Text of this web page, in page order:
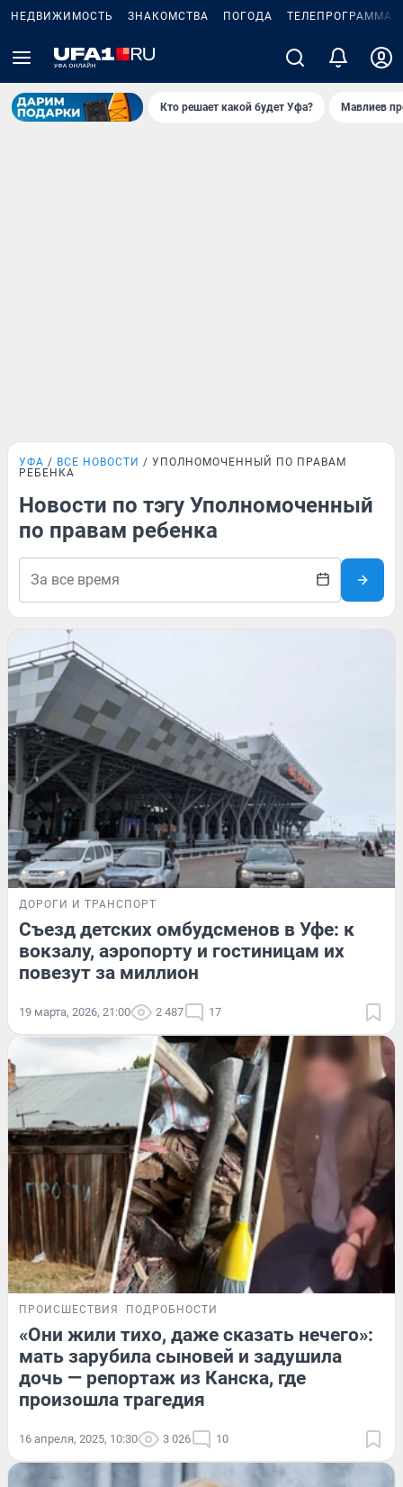
НЕДВИЖИМОСТЬ ЗНАКОМСТВА ПОГОДА ТЕЛЕПРОГРАММА
Кто решает какой будет Уфа? Мавлиев
УФА ВСЕ НОВОСТИ
УПОЛНОМОЧЕННЫЙ ПО ПРАВАМ
РЕБЕНКА
Новости по тэгу Уполномоченный
по правам ребенка
ДОРОГИ И ТРАНСПОРТ
Съезд детских омбудсменов в Уфе: к
вокзалу, аэропорту и гостиницам их
повезут за миллион
19 марта, 2026, 21:00 2 487 17
ПРОИСШЕСТВИЯ ПОДРОБНОСТИ
«Они жили тихо, даже сказать нечего»:
мать зарубила сыновей и задушила
дочь — репортаж из Канска, где
произошла трагедия
16 апреля, 2025, 10:30 3 026 10